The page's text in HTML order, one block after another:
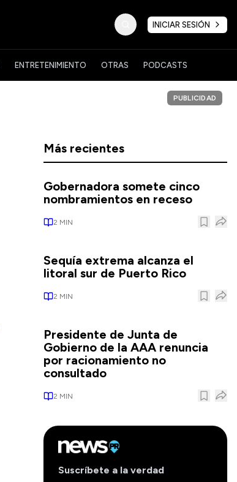
INICIAR SESIÓN
ENTRETENIMIENTO OTRAS PODCASTS
PUBLICIDAD
Más recientes
Gobernadora somete cinco
nombramientos en receso
2 MIN
Sequía extrema alcanza el
litoral sur de Puerto Rico
2 MIN
Presidente de Junta de
Gobierno de la AAA renuncia
por racionamiento no
consultado
2 MIN
Suscríbete a la verdad